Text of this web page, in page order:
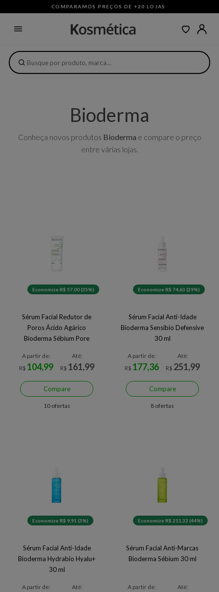
COMPARAMOS PREÇOS DE +20 LOJAS ·
Bioderma
Conheça novos produtos Bioderma e compare o preço
entre várias lojas.
Economize R$ 57,00 (35%)
Sérum Facial Redutor de
Poros Ácido Agárico
Bioderma Sébium Pore
A partir de:
R$ 104,99
Até:
R$ 161,99
Compare
10 ofertas
Economize R$ 74,63 (29%)
Sérum Facial Anti-Idade
Bioderma Sensibio Defensive
30 ml
A partir de:
R$ 177,36
Até:
R$ 251,99
Compare
8 ofertas
Economize R$ 9,91 (3%)
Sérum Facial Anti-Idade
Bioderma Hydrabio Hyalu+
30 ml
A partir de:
Até:
Economize R$ 211,33 (44%)
Sérum Facial Anti-Marcas
Bioderma Sébium 30 ml
A partir de:
Até: